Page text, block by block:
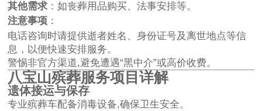
其他需求 ：如丧葬用品购买、法事安排等。
注意事项 ：
电话咨询时请提供逝者姓名、身份证号及离世地点等信
息，以便快速安排服务。
警惕非官方渠道,避免遭遇“黑中介”或高价收费。
八宝山殡葬服务项目详解
遗体接运与保存
专业殡葬车配备消毒设备,确保卫生安全。